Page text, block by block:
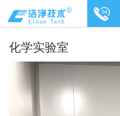
化学实验室